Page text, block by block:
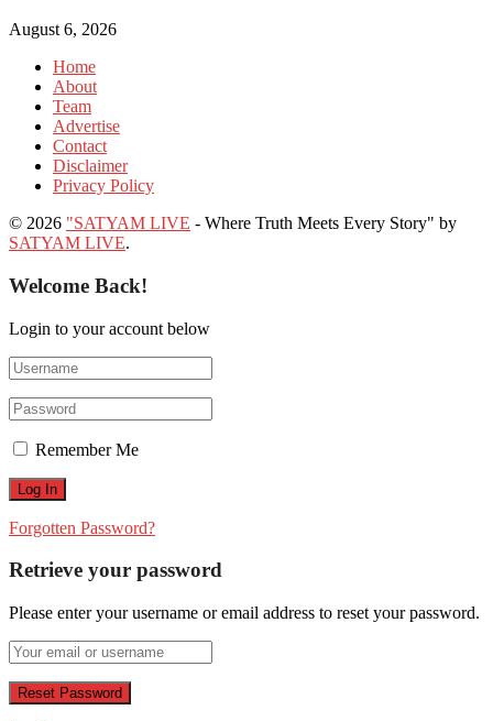
August 6, 2026
Home
About
Team
Advertise
Contact
Disclaimer
Privacy Policy
© 2026 "SATYAM LIVE - Where Truth Meets Every Story" by
SATYAM LIVE.
Welcome Back!
Login to your account below
Remember Me
Forgotten Password?
Retrieve your password
Please enter your username or email address to reset your password.